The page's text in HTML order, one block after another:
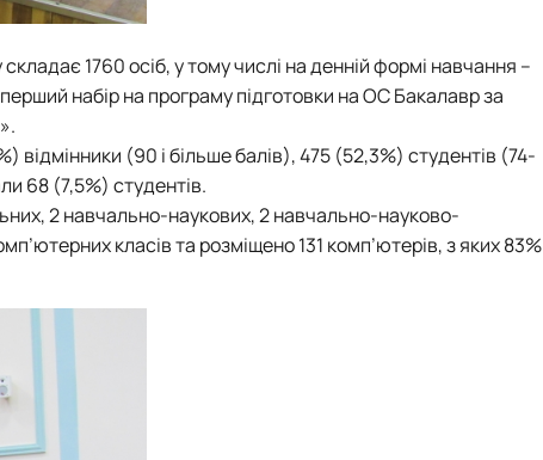
1760 осіб, у тому числі на денній формі навчання –
набір на програму підготовки на ОС Бакалавр за
відмінники (90 і більше балів), 475 (52,3%) студентів (74-
68 (7,5%) студентів.
2 навчально-наукових, 2 навчально-науково-
класів та розміщено 131 комп’ютерів, з яких 83%